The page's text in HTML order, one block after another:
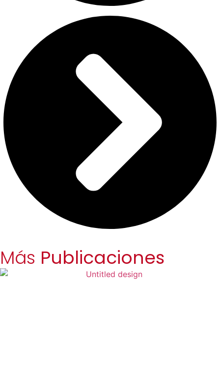
Más Publicaciones